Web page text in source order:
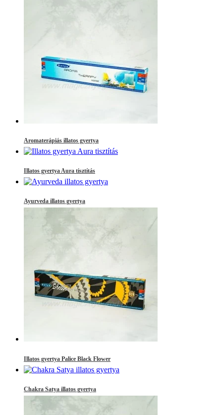
Aromaterápiás illatos gyertya
Illatos gyertya Aura tisztítás
Ayurveda illatos gyertya
Illatos gyertya Palice Black Flower
Chakra Satya illatos gyertya